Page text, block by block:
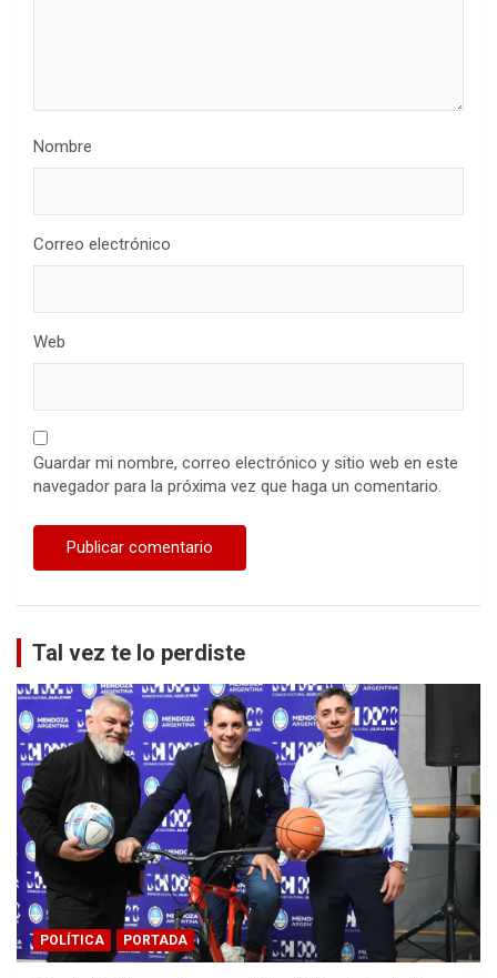
Nombre
Correo electrónico
Web
Guardar mi nombre, correo electrónico y sitio web en este
navegador para la próxima vez que haga un comentario.
Tal vez te lo perdiste
POLÍTICA PORTADA